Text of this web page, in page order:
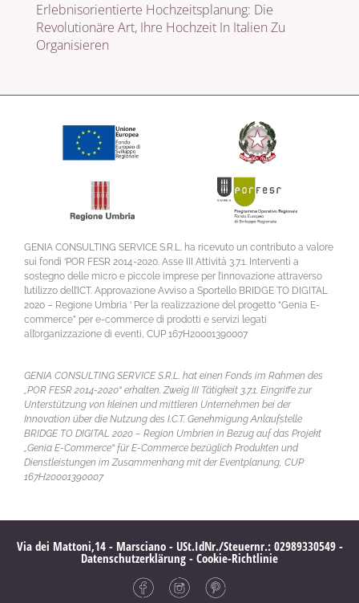
Erlebnisorientierte Hochzeitsplanung: Die
Revolutionäre Art, Ihre Hochzeit In Italien Zu
Organisieren
GENIA CONSULTING SERVICE S.R.L. ha ricevuto un contributo a valore
sui fondi ‘POR FESR 2014-2020. Asse III Attività 3.7.1. Interventi a
sostegno delle micro e piccole imprese per l’innovazione attraverso
l’utilizzo dell’ICT. Approvazione Avviso a Sportello BRIDGE TO DIGITAL
2020 – Regione Umbria ‘ Per la realizzazione del progetto “Genia E-
commerce” per e-commerce di prodotti e servizi legati
all’organizzazione di eventi, CUP 167H20001390007
GENIA CONSULTING SERVICE S.R.L. hat einen Fonds im Rahmen des
„POR FESR 2014-2020“ erhalten. Zweig III Tätigkeit 3.7.1. Eingriffe zur
Unterstützung von kleinen und mittleren Unternehmen bei der
Innovation über die Nutzung des I.C.T. Genehmigung Anlaufstelle
BRIDGE TO DIGITAL 2020 – Region Umbrien in Bezug auf das Projekt
„Genia E-Commerce“ für E-Commerce bezüglich Produkten und
Dienstleistungen im Zusammenhang mit der Eventplanung, CUP
167H20001390007
Via dei Mattoni,14 - Marsciano - USt.IdNr./Steuernr.: 02989330549 -
Datenschutzerklärung - Cookie-Richtlinie